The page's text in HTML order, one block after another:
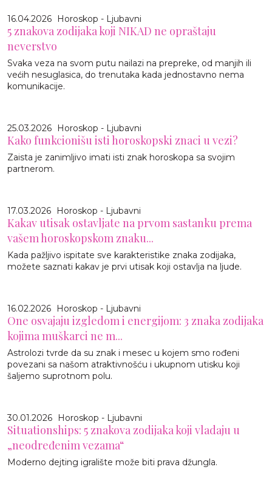
16.04.2026 Horoskop - Ljubavni
5 znakova zodijaka koji NIKAD ne opraštaju
neverstvo
Svaka veza na svom putu nailazi na prepreke, od manjih ili
većih nesuglasica, do trenutaka kada jednostavno nema
komunikacije.
25.03.2026 Horoskop - Ljubavni
Kako funkcionišu isti horoskopski znaci u vezi?
Zaista je zanimljivo imati isti znak horoskopa sa svojim
partnerom.
17.03.2026 Horoskop - Ljubavni
Kakav utisak ostavljate na prvom sastanku prema
vašem horoskopskom znaku...
Kada pažljivo ispitate sve karakteristike znaka zodijaka,
možete saznati kakav je prvi utisak koji ostavlja na ljude.
16.02.2026 Horoskop - Ljubavni
One osvajaju izgledom i energijom: 3 znaka zodijaka
kojima muškarci ne m...
Astrolozi tvrde da su znak i mesec u kojem smo rođeni
povezani sa našom atraktivnošću i ukupnom utisku koji
šaljemo suprotnom polu.
30.01.2026 Horoskop - Ljubavni
Situationships: 5 znakova zodijaka koji vladaju u
„neodređenim vezama“
Moderno dejting igralište može biti prava džungla.